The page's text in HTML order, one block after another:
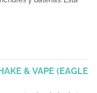
& VAPE (EAGLE